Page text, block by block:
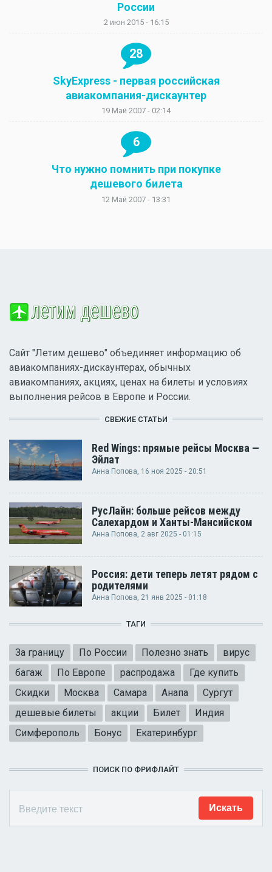
России
2 июн 2015 - 16:15
28
SkyExpress - первая российская
авиакомпания-дискаунтер
19 Май 2007 - 02:14
6
Что нужно помнить при покупке
дешевого билета
12 Май 2007 - 13:31
Сайт "Летим дешево" объединяет информацию об
авиакомпаниях-дискаунтерах, обычных
авиакомпаниях, акциях, ценах на билеты и условиях
выполнения рейсов в Европе и России.
СВЕЖИЕ СТАТЬИ
Red Wings: прямые рейсы Москва —
Эйлат
Анна Попова , 16 ноя 2025 - 20:51
РусЛайн: больше рейсов между
Салехардом и Ханты-Мансийском
Анна Попова, 2 авг 2025 - 01:15
Россия: дети теперь летят рядом с
родителями
Анна Попова , 21 янв 2025 - 01:18
ТАГИ
За границу По России Полезно знать
вирус
багаж
По Европе распродажа
Где купить
Скидки
Москва Самара Анапа
Сургут
дешевые билеты
акции Билет
Индия
Симферополь
Бонус Екатеринбург
ПОИСК ПО ФРИФЛАЙТ